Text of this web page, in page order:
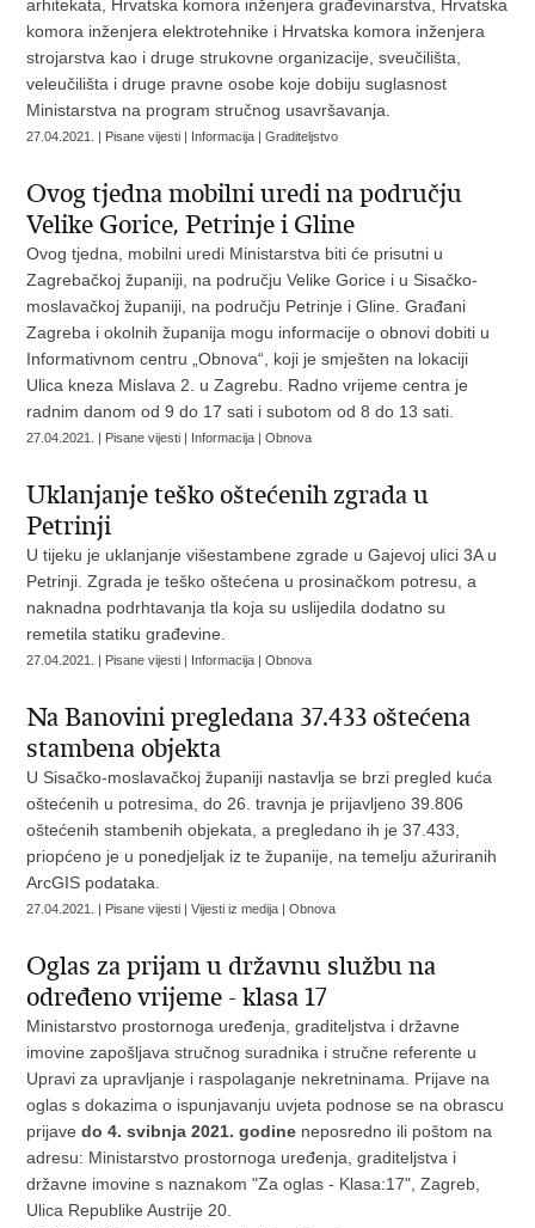
arhitekata, Hrvatska komora inženjera građevinarstva, Hrvatska
komora inženjera elektrotehnike i Hrvatska komora inženjera
strojarstva kao i druge strukovne organizacije, sveučilišta,
veleučilišta i druge pravne osobe koje dobiju suglasnost
Ministarstva na program stručnog usavršavanja.
27.04.2021. | Pisane vijesti | Informacija | Graditeljstvo
Ovog tjedna mobilni uredi na području
Velike Gorice, Petrinje i Gline
Ovog tjedna, mobilni uredi Ministarstva biti će prisutni u
Zagrebačkoj županiji, na području Velike Gorice i u Sisačko-
moslavačkoj županiji, na području Petrinje i Gline. Građani
Zagreba i okolnih županija mogu informacije o obnovi dobiti u
Informativnom centru „Obnova“, koji je smješten na lokaciji
Ulica kneza Mislava 2. u Zagrebu. Radno vrijeme centra je
radnim danom od 9 do 17 sati i subotom od 8 do 13 sati.
27.04.2021. | Pisane vijesti | Informacija | Obnova
Uklanjanje teško oštećenih zgrada u
Petrinji
U tijeku je uklanjanje višestambene zgrade u Gajevoj ulici 3A u
Petrinji. Zgrada je teško oštećena u prosinačkom potresu, a
naknadna podrhtavanja tla koja su uslijedila dodatno su
remetila statiku građevine.
27.04.2021. | Pisane vijesti | Informacija | Obnova
Na Banovini pregledana 37.433 oštećena
stambena objekta
U Sisačko-moslavačkoj županiji nastavlja se brzi pregled kuća
oštećenih u potresima, do 26. travnja je prijavljeno 39.806
oštećenih stambenih objekata, a pregledano ih je 37.433,
priopćeno je u ponedjeljak iz te županije, na temelju ažuriranih
ArcGIS podataka.
27.04.2021. | Pisane vijesti | Vijesti iz medija | Obnova
Oglas za prijam u državnu službu na
određeno vrijeme - klasa 17
Ministarstvo prostornoga uređenja, graditeljstva i državne
imovine zapošljava stručnog suradnika i stručne referente u
Upravi za upravljanje i raspolaganje nekretninama. Prijave na
oglas s dokazima o ispunjavanju uvjeta podnose se na obrascu
prijavedo 4. svibnja 2021. godine neposredno ili poštom na
adresu: Ministarstvo prostornoga uređenja, graditeljstva i
državne imovine s naznakom "Za oglas - Klasa:17", Zagreb,
Ulica Republike Austrije 20.